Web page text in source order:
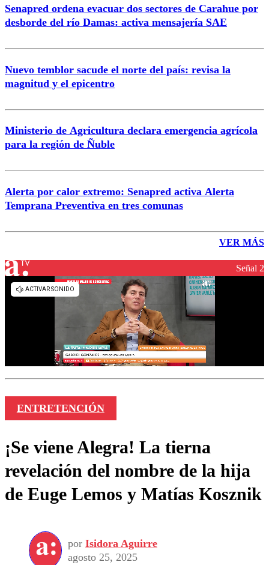
Senapred ordena evacuar dos sectores de Carahue por
desborde del río Damas: activa mensajería SAE
Nuevo temblor sacude el norte del país: revisa la
magnitud y el epicentro
Ministerio de Agricultura declara emergencia agrícola
para la región de Ñuble
Alerta por calor extremo: Senapred activa Alerta
Temprana Preventiva en tres comunas
VER MÁS
Señal 2
ENTRETENCIÓN
¡Se viene Alegra! La tierna
revelación del nombre de la hija
de Euge Lemos y Matías Kosznik
por Isidora Aguirre
agosto 25, 2025